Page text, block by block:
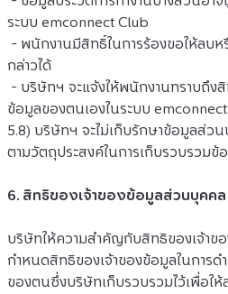
ระบบ emconnect Club
- พนักงานมีสิทธิ์ในการร้องขอให้ลบ
กล่าวได้
- บริษัทฯ จะแจ้งให้พนักงานทราบถึงสิ
ข้อมูลของตนเองในระบบ
5.8) บริษัทฯ จะไม่เก็บรักษาข้อมูลส่ว
ตามวัตถุประสงค์ในการเก็บรวบรวม
6. สิทธิของเจ้าของข้อมูลส่วนบุคคล
บริษัทให้ความสำคัญกับสิทธิของเจ้าข
กำหนดสิทธิของเจ้าของข้อมูลในการ
ของตนซึ่งบริษัทเก็บรวบรวมไว้เพื่อใ